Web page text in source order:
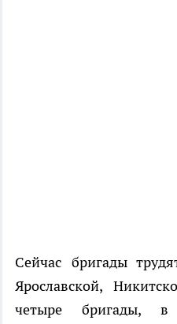
Сейчас бригады
Ярославской,
четыре бригады,